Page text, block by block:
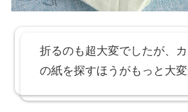
折るのも超大変でしたが、
の紙を探すほうがもっと大変